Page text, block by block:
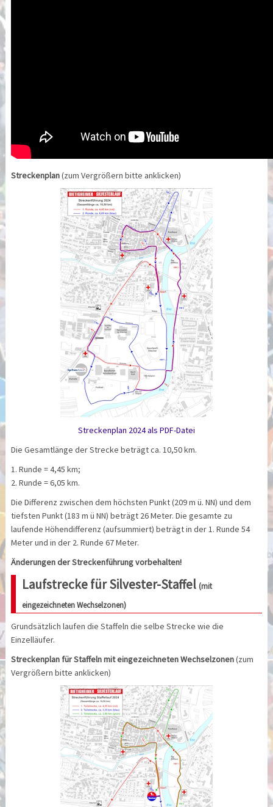
Streckenplan(zum Vergrößern bitte anklicken)
Streckenplan 2024 als PDF-Datei
Die Gesamtlänge der Strecke beträgt ca. 10,50 km.
1. Runde = 4,45 km;
2. Runde = 6,05 km.
Die Differenz zwischen dem höchsten Punkt (209 m ü. NN) und dem
tiefsten Punkt (183 m ü NN) beträgt 26 Meter. Die gesamte zu
laufende Höhendifferenz (aufsummiert) beträgt in der 1. Runde 54
Meter und in der 2. Runde 67 Meter.
Änderungen der Streckenführung vorbehalten!
Laufstrecke für Silvester-Staffel (mit
eingezeichneten Wechselzonen)
Grundsätzlich laufen die Staffeln die selbe Strecke wie die
Einzelläufer.
Streckenplan für Staffeln mit eingezeichneten Wechselzonen(zum
Vergrößern bitte anklicken)